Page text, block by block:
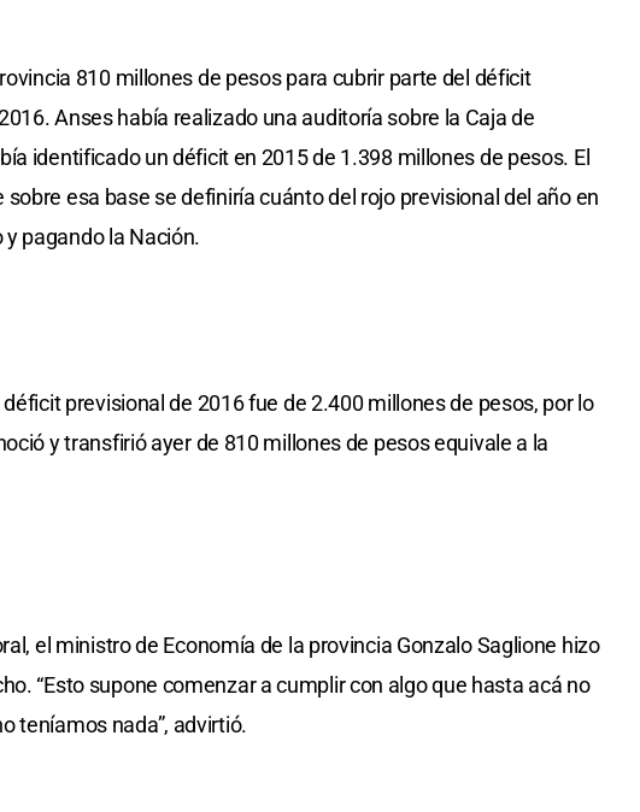
810 millones de pesos para cubrir parte del déficit
Anses había realizado una auditoría sobre la Caja de
identificado un déficit en 2015 de 1.398 millones de pesos. El
esa base se definiría cuánto del rojo previsional del año en
pagando la Nación.
previsional de 2016 fue de 2.400 millones de pesos, por lo
y transfirió ayer de 810 millones de pesos equivale a la
el ministro de Economía de la provincia Gonzalo Saglione hizo
“Esto supone comenzar a cumplir con algo que hasta acá no
teníamos nada”, advirtió.